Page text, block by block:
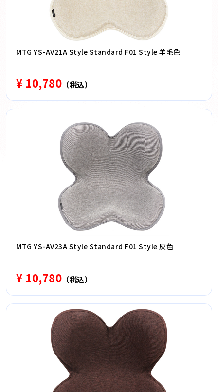
MTG YS-AV21A Style Standard F01 Style 羊毛色
¥ 10,780 （税込）
MTG YS-AV23A Style Standard F01 Style 灰色
¥ 10,780 （税込）